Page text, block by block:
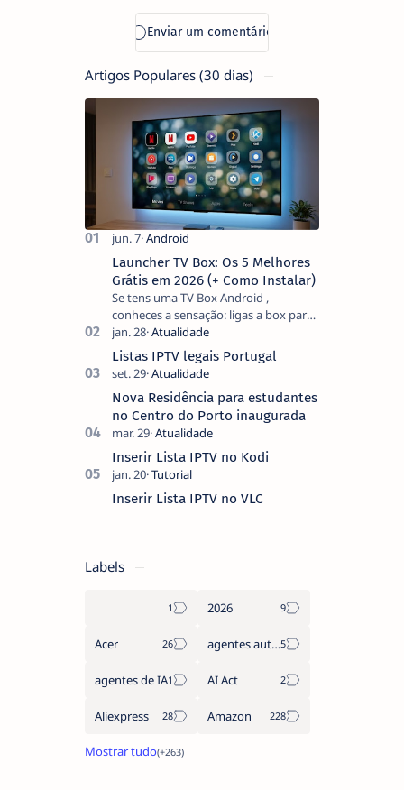
Artigos Populares (30 dias)
Launcher TV Box: Os 5 Melhores
Grátis em 2026 (+ Como Instalar)
Se tens uma TV Box Android ,
conheces a sensação: ligas a box para
ver um filme e o ecrã inicial está
coberto de sugestões que não
pediste, ban…
Listas IPTV legais Portugal
Nova Residência para estudantes
no Centro do Porto inaugurada
Inserir Lista IPTV no Kodi
Inserir Lista IPTV no VLC
Labels
2026
Acer agentes autónomos
agentes de IA AI Act
Aliexpress Amazon